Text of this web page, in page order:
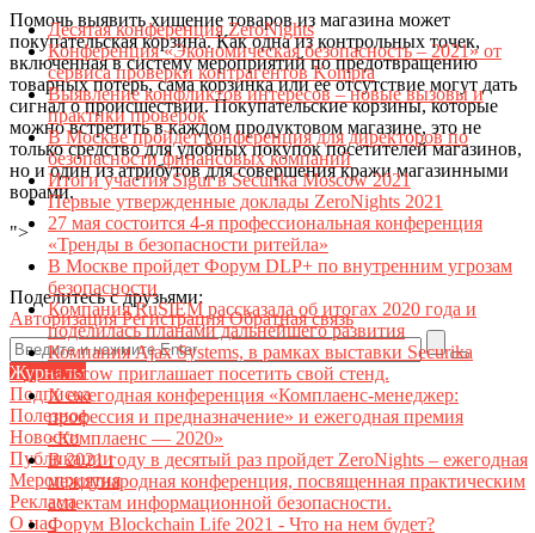
Помочь выявить хищение товаров из магазина может
покупательская корзина. Как одна из контрольных точек,
включенная в систему мероприятий по предотвращению
товарных потерь, сама корзинка или ее отсутствие могут дать
сигнал о происшествии. Покупательские корзины, которые
можно встретить в каждом продуктовом магазине, это не
только средство для удобных покупок посетителей магазинов,
но и один из атрибутов для совершения кражи магазинными
ворами.
">
Поделитесь с друзьями:
АвторизацияРегистрацияОбратная связь
Журналы
Подписка
Полезное
Новости
Публикации
Мероприятия
Реклама
О нас
Десятая конференция ZeroNights
Конференция «Экономическая безопасность – 2021» от
сервиса проверки контрагентов Kompra
Выявление конфликтов интересов – новые вызовы и
практики проверок
В Москве пройдет конференция для директоров по
безопасности финансовых компаний
Итоги участия Sigur в Securika Moscow 2021
Первые утвержденные доклады ZeroNights 2021
27 мая состоится 4-я профессиональная конференция
«Тренды в безопасности ритейла»
В Москве пройдет Форум DLP+ по внутренним угрозам
безопасности
Компания RuSIEM рассказала об итогах 2020 года и
поделилась планами дальнейшего развития
Компания Ajax Systems, в рамках выставки Securika
Moscow приглашает посетить свой стенд.
X ежегодная конференция «Комплаенс-менеджер:
профессия и предназначение» и ежегодная премия
«Комплаенс — 2020»
В 2021 году в десятый раз пройдет ZeroNights – ежегодная
международная конференция, посвященная практическим
аспектам информационной безопасности.
Форум Blockchain Life 2021 - Что на нем будет?